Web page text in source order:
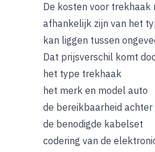
De kosten voor trekhaak
afhankelijk zijn van het
kan liggen tussen
Dat prijsverschil komt
het type trekhaak
het merk en model auto
de bereikbaarheid
de benodigde kabelset
codering van de